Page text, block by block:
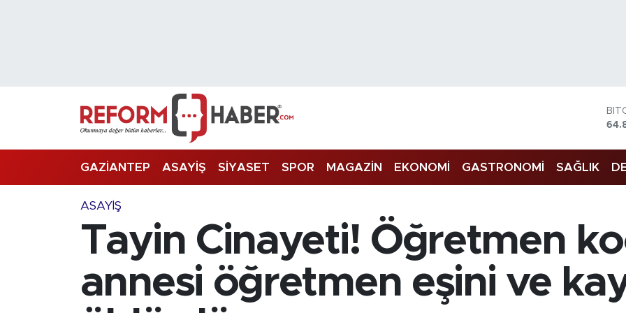
GAZİANTEP ASAYİŞ SİYASET SPOR MAGAZİN EKONOMİ GASTRONOMİ SAĞLIK
ASAYİŞ
Tayin Cinayeti! Öğretmen
annesi öğretmen eşini ve
Trafik Durumu
Süper Lig Puan Durumu ve Fikstür
Son Dakika Haberleri